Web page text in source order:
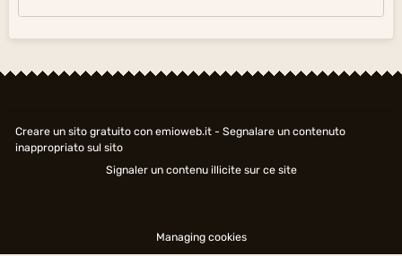
Creare un sito gratuito con emioweb.it - Segnalare un contenuto
inappropriato sul sito
Signaler un contenu illicite sur ce site
Managing cookies